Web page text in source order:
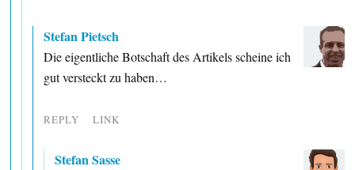
Stefan Pietsch
Die eigentliche Botschaft des Artikels scheine ich
gut versteckt zu haben…
REPLY LINK
Stefan Sasse